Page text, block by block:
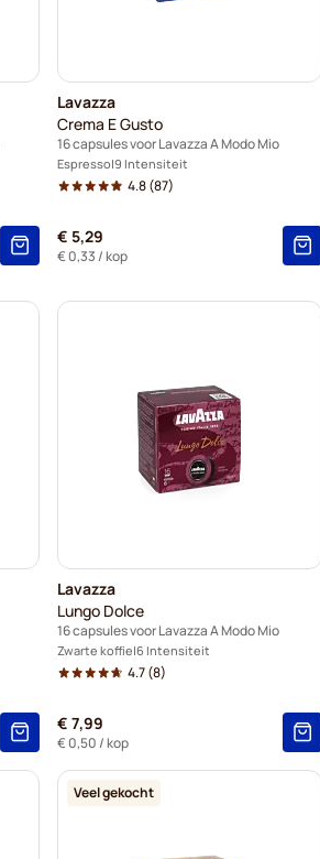
Lavazza
Crema E Gusto
16 capsules voor Lavazza A Modo Mio
Espresso 9 Intensiteit
4.8(87)
€ 5,29
€ 0,33 / kop
Lavazza
Lungo Dolce
16 capsules voor Lavazza A Modo Mio
Zwarte koffie 6 Intensiteit
4.7(8)
€ 7,99
€ 0,50 / kop
Veel gekocht